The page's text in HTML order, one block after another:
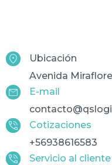
Avenida
Ubicación
E-mail
+56938616583
Cotizaciones
Servicio al cliente